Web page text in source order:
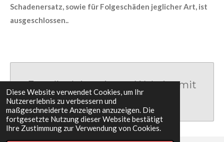
Diese Website verwendet Cookies, um Ihr
Nutzererlebnis zu verbessern und
maßgeschneiderte Anzeigen anzuzeigen. Die
fortgesetzte Nutzung dieser Website bestätigt
Ihre Zustimmung zur Verwendung von Cookies.
Schadenersatz, sowie für Folgeschäden jeglicher Art, ist
ausgeschlossen..
Erstelle deine eigene Website mit
Webador